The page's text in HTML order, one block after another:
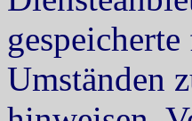
Umständen